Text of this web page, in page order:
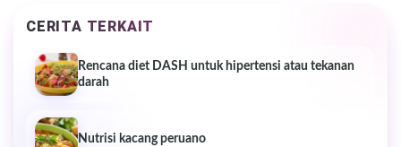
CERITA TERKAIT
Rencana diet DASH untuk hipertensi atau tekanan
darah
Nutrisi kacang peruano